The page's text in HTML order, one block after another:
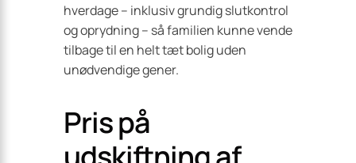
hverdage – inklusiv grundig slutkontrol
og oprydning – så familien kunne vende
tilbage til en helt tæt bolig uden
unødvendige gener.
Pris på